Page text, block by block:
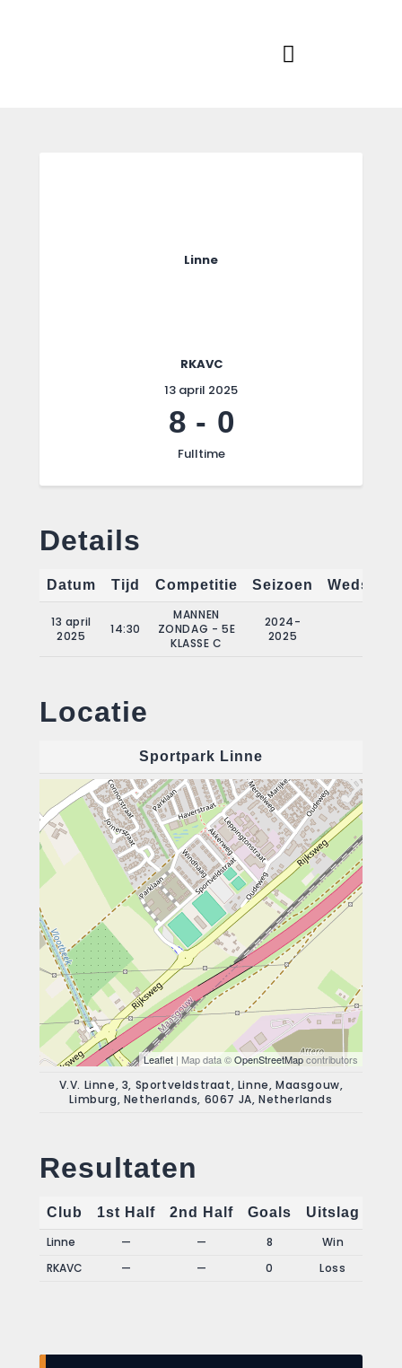
Linne
RKAVC
13 april 2025
8- 0
Fulltime
Details
Datum Tijd Competitie Seizoen
13 april
2025
14:30
MANNEN
ZONDAG - 5E
KLASSE C
2024-
2025
Locatie
Sportpark Linne
Leaflet | Map data ©OpenStreetMapcontributors
V.V. Linne, 3, Sportveldstraat, Linne, Maasgouw,
Limburg, Netherlands, 6067 JA, Netherlands
Resultaten
Club 1st Half 2nd Half Goals
Uitslag
Linne
— — 8
Win
RKAVC
— — 0 Loss